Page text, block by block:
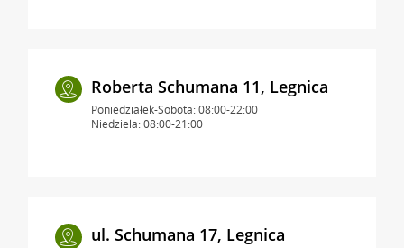
Roberta Schumana 11, Legnica
Poniedziałek-Sobota: 08:00-22:00
Niedziela: 08:00-21:00
ul. Schumana 17, Legnica